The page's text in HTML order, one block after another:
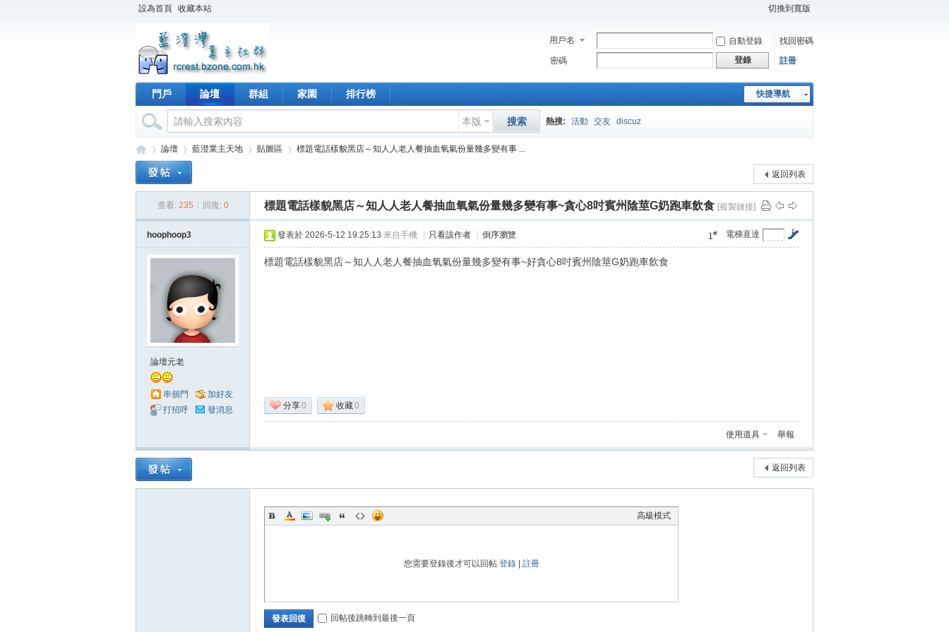
設為首頁 收藏本站 切換到寬版
用戶名 自動登錄
找回密碼
密碼
登錄 註冊
快捷導航
門戶 論壇 群組 家園 排行榜
本版 搜索 熱搜: 活動 交友 discuz
灣
論壇
›
藍澄業主天地 貼圖區
›
標題電話樣貌黑店～知人人老人餐抽血氧氣份量幾多變有事 ...
返回列表
查看: 235 回復: 0 標題電話樣貌黑店～知人人老人餐抽血氧氣份量幾多變有事~貪心8吋賓州陰莖G奶跑車飲食 [複製鏈接]
hoophoop3
論壇元老
串個門
加好友
打招呼
發消息
電梯直達
1#
發表於 2026-5-12 19:25:13 來自手機 只看該作者 倒序瀏覽
標題電話樣貌黑店～知人人老人餐抽血氧氣份量幾多變有事~好貪心8吋賓州陰莖G奶跑車飲食
分享0 收藏0
使用道具 舉報
返回列表
高級模式
您需要登錄後才可以回帖 登錄| 註冊
發表回復 回帖後跳轉到最後一頁